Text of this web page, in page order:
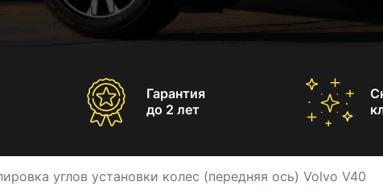
Гарантия
до 2 лет
углов установки колес (передняя ось) Volvo V40